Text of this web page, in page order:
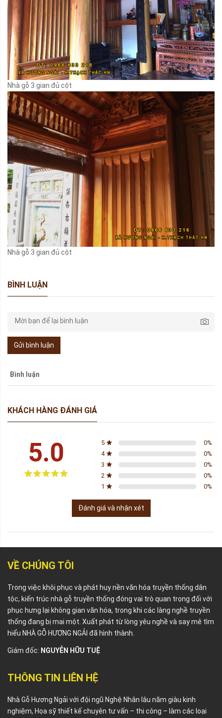
Nhà gỗ 3 gian đủ cột
Nhà gỗ 3 gian đủ cột
BÌNH LUẬN
Gửi bình luận
Bình luận
KHÁCH HÀNG ĐÁNH GIÁ
5.0 5 0%
4
0%
3
0%
2
0%
1
0%
Đánh giá và nhận xét
VỀ CHÚNG TÔI
Trong việc khôi phục và phát huy nền văn hóa truyền thống dân
tộc, kiến trúc nhà gỗ truyền thống đóng vai trò quan trọng đối với
phục hưng lại không gian văn hóa, trong khi các làng nghề truyền
thống đang bị mai một. Xuất phát từ lòng yêu nghề và say mê tìm
hiểu NHÀ GỖ HƯƠNG NGẢI đã hình thành.
Giám đốc: NGUYỄN HỮU TUỆ
THÔNG TIN LIÊN HỆ
Nhà Gỗ Hương Ngải với đội ngũ Nghệ Nhân lâu năm giàu kinh
nghiệm, Họa sỹ thiết kế chuyên tư vấn – thi công – làm các loại